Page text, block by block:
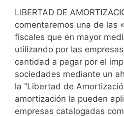
LIBERTAD DE
comentaremos una de las
fiscales que en mayor
utilizando por las
cantidad a pagar por el
sociedades mediante un
la “Libertad de
amortización la pueden
empresas catalogadas